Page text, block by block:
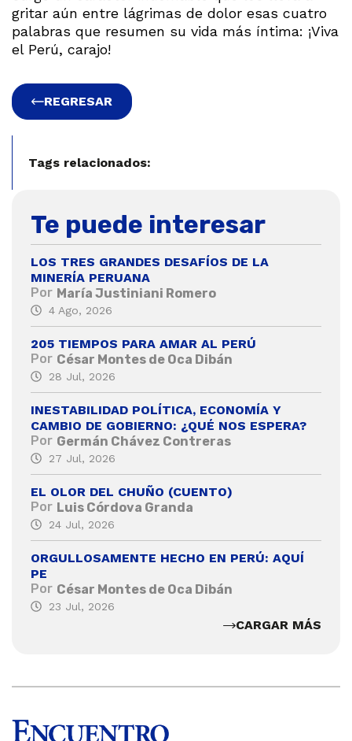
gritar aún entre lágrimas de dolor esas cuatro
palabras que resumen su vida más íntima: ¡Viva
el Perú, carajo!
REGRESAR
Tags relacionados:
Te puede interesar
LOS TRES GRANDES DESAFÍOS DE LA
MINERÍA PERUANA
Por María Justiniani Romero
4 Ago, 2026
205 TIEMPOS PARA AMAR AL PERÚ
Por César Montes de Oca Dibán
28 Jul, 2026
INESTABILIDAD POLÍTICA, ECONOMÍA Y
CAMBIO DE GOBIERNO: ¿QUÉ NOS ESPERA?
Por Germán Chávez Contreras
27 Jul, 2026
EL OLOR DEL CHUÑO (CUENTO)
Por Luis Córdova Granda
24 Jul, 2026
ORGULLOSAMENTE HECHO EN PERÚ: AQUÍ
PE
Por César Montes de Oca Dibán
23 Jul, 2026
CARGAR MÁS